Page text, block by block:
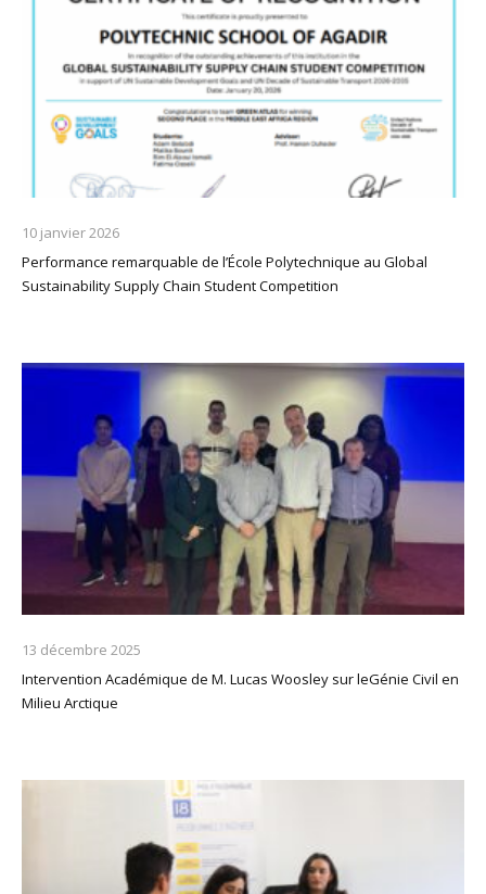
10 janvier 2026
Performance remarquable de l’École Polytechnique au Global
Sustainability Supply Chain Student Competition
13 décembre 2025
Intervention Académique de M. Lucas Woosley sur leGénie Civil en
Milieu Arctique